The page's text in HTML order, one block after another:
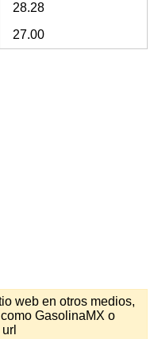
28.28
27.00
web en otros medios,
GasolinaMX o